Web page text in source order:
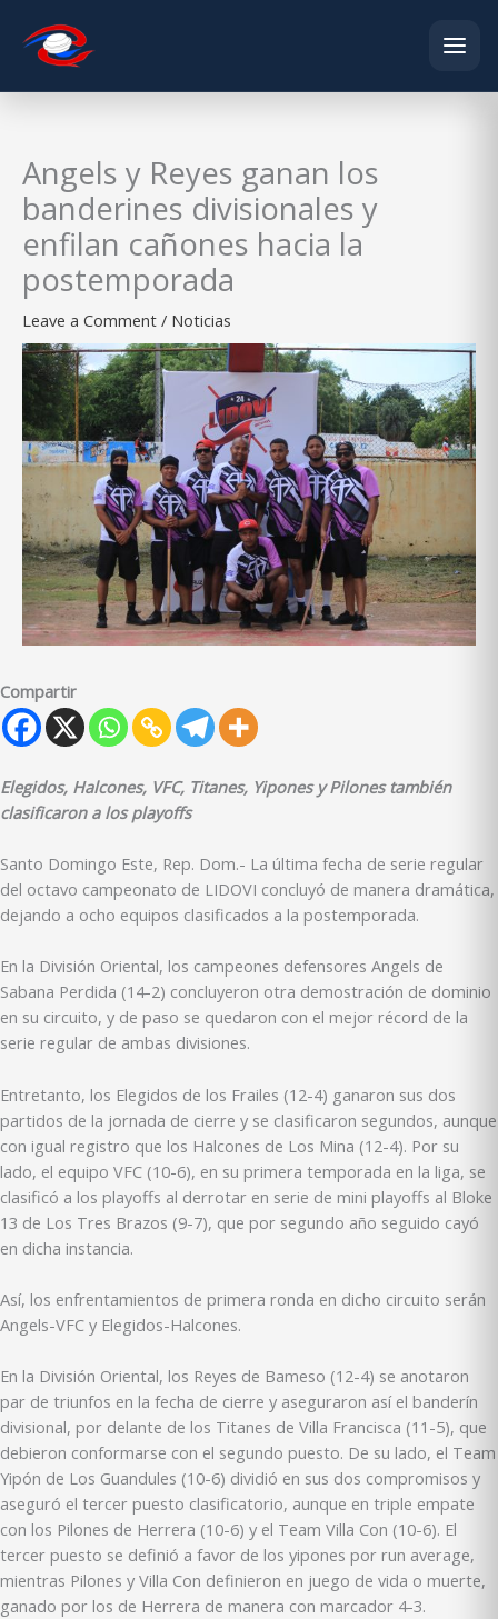
Angels y Reyes ganan los
banderines divisionales y
enfilan cañones hacia la
postemporada
Leave a Comment / Noticias
Compartir
Elegidos, Halcones, VFC, Titanes, Yipones y Pilones también
clasificaron a los playoffs
Santo Domingo Este, Rep. Dom.- La última fecha de serie regular
del octavo campeonato de LIDOVI concluyó de manera dramática,
dejando a ocho equipos clasificados a la postemporada.
En la División Oriental, los campeones defensores Angels de
Sabana Perdida (14-2) concluyeron otra demostración de dominio
en su circuito, y de paso se quedaron con el mejor récord de la
serie regular de ambas divisiones.
Entretanto, los Elegidos de los Frailes (12-4) ganaron sus dos
partidos de la jornada de cierre y se clasificaron segundos, aunque
con igual registro que los Halcones de Los Mina (12-4). Por su
lado, el equipo VFC (10-6), en su primera temporada en la liga, se
clasificó a los playoffs al derrotar en serie de mini playoffs al Bloke
13 de Los Tres Brazos (9-7), que por segundo año seguido cayó
en dicha instancia.
Así, los enfrentamientos de primera ronda en dicho circuito serán
Angels-VFC y Elegidos-Halcones.
En la División Oriental, los Reyes de Bameso (12-4) se anotaron
par de triunfos en la fecha de cierre y aseguraron así el banderín
divisional, por delante de los Titanes de Villa Francisca (11-5), que
debieron conformarse con el segundo puesto. De su lado, el Team
Yipón de Los Guandules (10-6) dividió en sus dos compromisos y
aseguró el tercer puesto clasificatorio, aunque en triple empate
con los Pilones de Herrera (10-6) y el Team Villa Con (10-6). El
tercer puesto se definió a favor de los yipones por run average,
mientras Pilones y Villa Con definieron en juego de vida o muerte,
ganado por los de Herrera de manera con marcador 4-3.